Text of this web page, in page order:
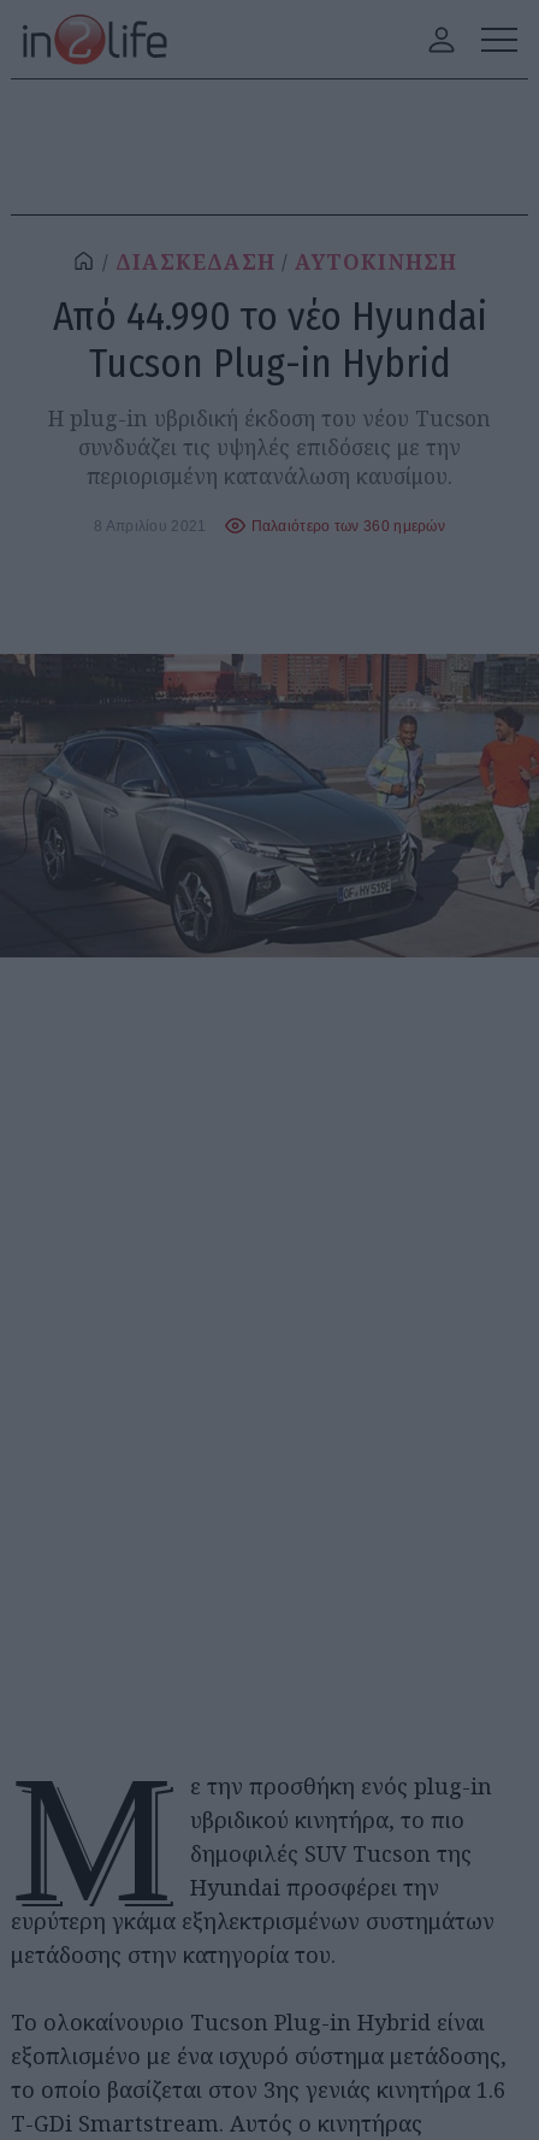
ΔΙΑΣΚΕΔΑΣΗ ΑΥΤΟΚΙΝΗΣΗ
Από 44.990 το νέο Hyundai
Tucson Plug-in Hybrid
Η plug-in υβριδική έκδοση του νέου Tucson
συνδυάζει τις υψηλές επιδόσεις με την
περιορισμένη κατανάλωση καυσίμου.
8 Απριλίου 2021 Παλαιότερο των 360 ημερών
Μ
ε την προσθήκη ενός plug-in
υβριδικού κινητήρα, το πιο
δημοφιλές SUV Tucson της
Hyundai προσφέρει την
ευρύτερη γκάμα εξηλεκτρισμένων συστημάτων
μετάδοσης στην κατηγορία του.
Το ολοκαίνουριο Tucson Plug-in Hybrid είναι
εξοπλισμένο με ένα ισχυρό σύστημα μετάδοσης,
το οποίο βασίζεται στον 3ης γενιάς κινητήρα 1.6
T-GDi Smartstream. Αυτός ο κινητήρας